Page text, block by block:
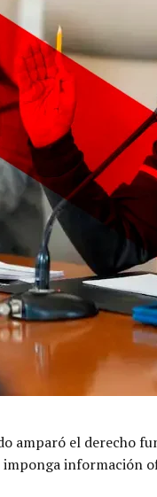
amparó el derecho
información